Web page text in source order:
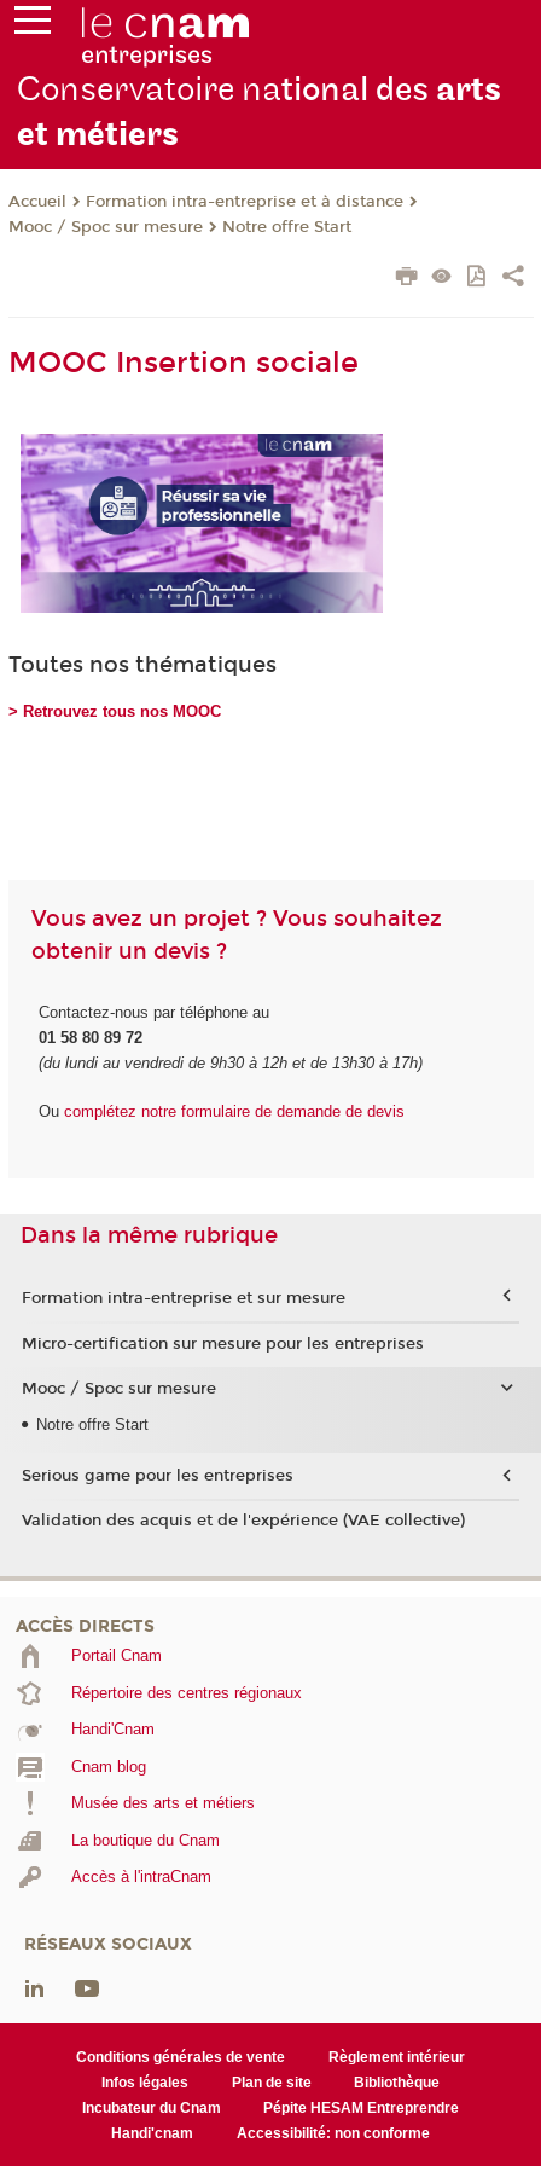
Conservatoire national des arts
et métiers
Accueil
Formation intra-entreprise et à distance
Mooc / Spoc sur mesure
Notre offre Start
MOOC Insertion sociale
Toutes nos thématiques
> Retrouvez tous nos MOOC
Vous avez un projet ? Vous souhaitez
obtenir un devis ?
Contactez-nous par téléphone au
01 58 80 89 72
(du lundi au vendredi de 9h30 à 12h et de 13h30 à 17h)
Ou complétez notre formulaire de demande de devis
Dans la même rubrique
Formation intra-entreprise et sur mesure
Micro-certification sur mesure pour les entreprises
Mooc / Spoc sur mesure
Notre offre Start
Serious game pour les entreprises
Validation des acquis et de l'expérience (VAE collective)
ACCÈS DIRECTS
Portail Cnam
Répertoire des centres régionaux
Handi'Cnam
Cnam blog
Musée des arts et métiers
La boutique du Cnam
Accès à l'intraCnam
RÉSEAUX SOCIAUX
Conditions générales de vente
Règlement intérieur
Infos légales
Plan de site
Bibliothèque
Incubateur du Cnam
Pépite HESAM Entreprendre
Handi'cnam
Accessibilité: non conforme